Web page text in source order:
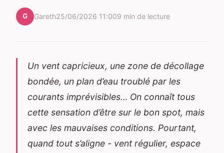
G Gareth25/06/2026 11:009 min de lecture
Un vent capricieux, une zone de décollage
bondée, un plan d’eau troublé par les
courants imprévisibles… On connaît tous
cette sensation d’être sur le bon spot, mais
avec les mauvaises conditions. Pourtant,
quand tout s’aligne - vent régulier, espace